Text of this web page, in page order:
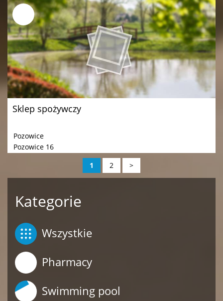
Sklep spożywczy
Pozowice
Pozowice 16
1
2 >
Kategorie
Wszystkie
Pharmacy
Swimming pool